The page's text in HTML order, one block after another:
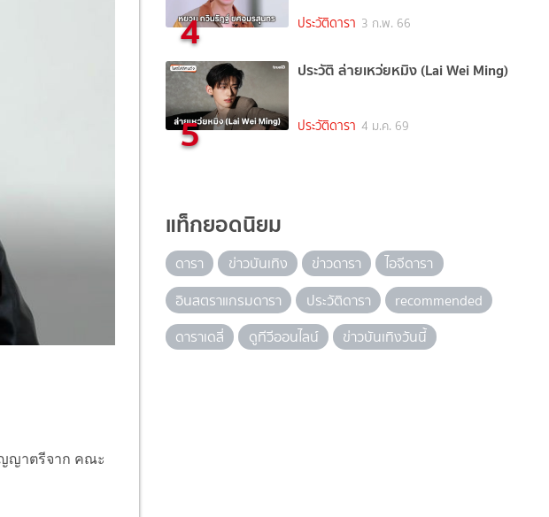
ญญาตรีจาก คณะ
4 ประวัติดารา 3 ก.พ. 66
5
ประวัติ ล่ายเหว่ยหมิง (Lai Wei Ming)
ประวัติดารา 4 ม.ค. 69
แท็กยอดนิยม
ดารา ข่าวบันเทิง ข่าวดารา
ไอจีดารา
อินสตราแกรมดารา
ประวัติดารา
recommended
ดาราเดลี่
ดูทีวีออนไลน์ ข่าวบันเทิงวันนี้